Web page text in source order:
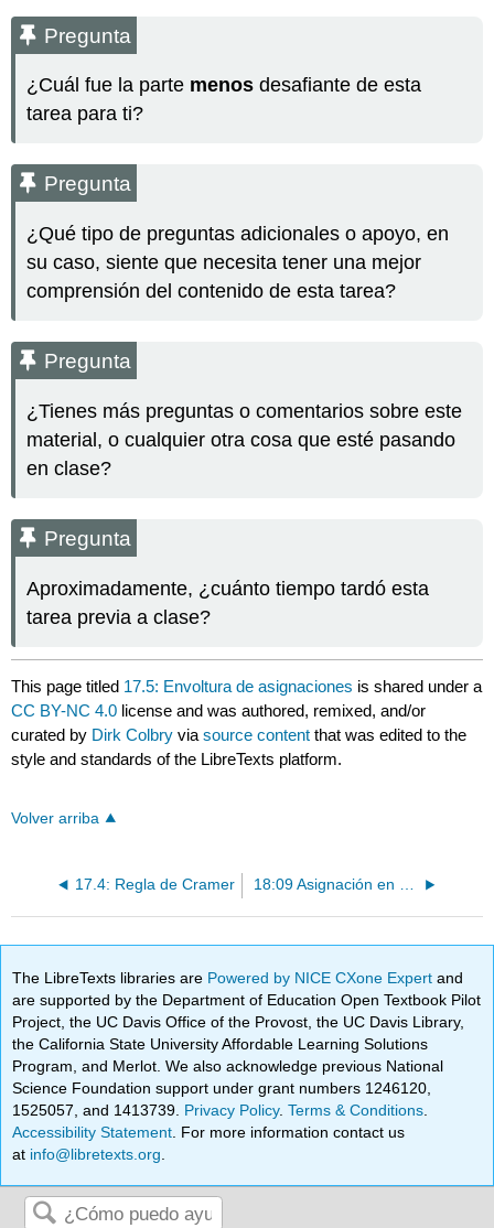
Pregunta
¿Cuál fue la parte menos desafiante de esta
tarea para ti?
Pregunta
¿Qué tipo de preguntas adicionales o apoyo, en
su caso, siente que necesita tener una mejor
comprensión del contenido de esta tarea?
Pregunta
¿Tienes más preguntas o comentarios sobre este
material, o cualquier otra cosa que esté pasando
en clase?
Pregunta
Aproximadamente, ¿cuánto tiempo tardó esta
tarea previa a clase?
This page titled 17.5: Envoltura de asignaciones is shared under a
CC BY-NC 4.0 license and was authored, remixed, and/or
curated by Dirk Colbry viasource content that was edited to the
style and standards of the LibreTexts platform.
Volver arriba
17.4: Regla de Cramer 18:09 Asignación en Clase - Determinantes
The LibreTexts libraries are Powered by NICE CXone Expertand
are supported by the Department of Education Open Textbook Pilot
Project, the UC Davis Office of the Provost, the UC Davis Library,
the California State University Affordable Learning Solutions
Program, and Merlot. We also acknowledge previous National
Science Foundation support under grant numbers 1246120,
1525057, and 1413739. Privacy Policy.Terms & Conditions
Accessibility Statement . For more information contact us
at info@libretexts.org